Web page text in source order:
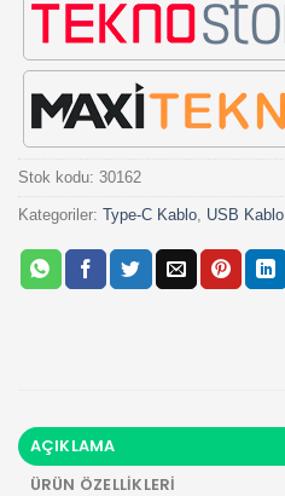
Stok kodu: 30162
Kategoriler: Type-C Kablo USB Kablo
AÇIKLAMA
ÜRÜN ÖZELLIKLERI